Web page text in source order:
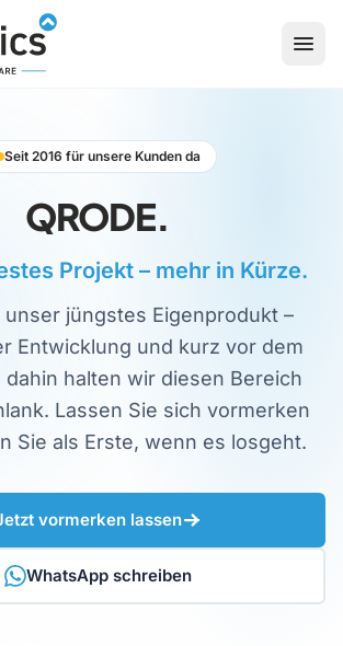
Seit 2016 für unsere Kunden da
QRODE.
Projekt – mehr in Kürze.
unser jüngstes Eigenprodukt –
Entwicklung und kurz vor dem
dahin halten wir diesen Bereich
Lassen Sie sich vormerken
Sie als Erste, wenn es losgeht.
vormerken lassen
WhatsApp schreiben